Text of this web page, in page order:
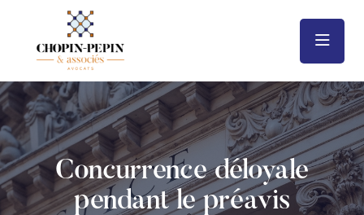
Concurrence déloyale
pendant le préavis